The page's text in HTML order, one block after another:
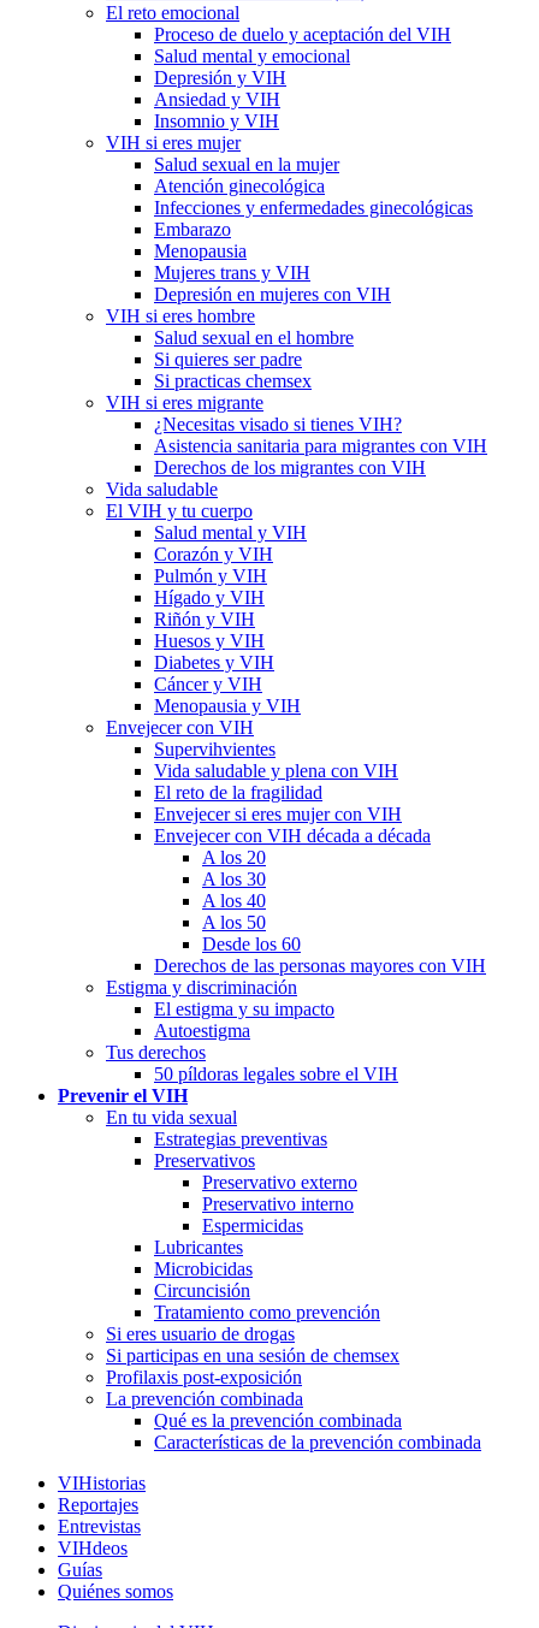
El reto emocional
Proceso de duelo y aceptación del VIH
Salud mental y emocional
Depresión y VIH
Ansiedad y VIH
Insomnio y VIH
VIH si eres mujer
Salud sexual en la mujer
Atención ginecológica
Infecciones y enfermedades ginecológicas
Embarazo
Menopausia
Mujeres trans y VIH
Depresión en mujeres con VIH
VIH si eres hombre
Salud sexual en el hombre
Si quieres ser padre
Si practicas chemsex
VIH si eres migrante
¿Necesitas visado si tienes VIH?
Asistencia sanitaria para migrantes con VIH
Derechos de los migrantes con VIH
Vida saludable
El VIH y tu cuerpo
Salud mental y VIH
Corazón y VIH
Pulmón y VIH
Hígado y VIH
Riñón y VIH
Huesos y VIH
Diabetes y VIH
Cáncer y VIH
Menopausia y VIH
Envejecer con VIH
Supervihvientes
Vida saludable y plena con VIH
El reto de la fragilidad
Envejecer si eres mujer con VIH
Envejecer con VIH década a década
A los 20
A los 30
A los 40
A los 50
Desde los 60
Derechos de las personas mayores con VIH
Estigma y discriminación
El estigma y su impacto
Autoestigma
Tus derechos
50 píldoras legales sobre el VIH
Prevenir el VIH
En tu vida sexual
Estrategias preventivas
Preservativos
Preservativo externo
Preservativo interno
Espermicidas
Lubricantes
Microbicidas
Circuncisión
Tratamiento como prevención
Si eres usuario de drogas
Si participas en una sesión de chemsex
Profilaxis post-exposición
La prevención combinada
Qué es la prevención combinada
Características de la prevención combinada
VIHistorias
Reportajes
Entrevistas
VIHdeos
Guías
Quiénes somos